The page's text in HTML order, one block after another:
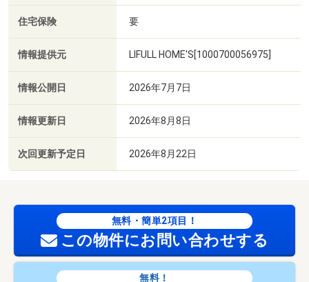
住宅保険 要
情報提供元 LIFULL HOME'S[1000700056975]
情報公開日 2026年7月7日
情報更新日 2026年8月8日
次回更新予定日 2026年8月22日
無料・簡単2項目！
この物件にお問い合わせする
無料！